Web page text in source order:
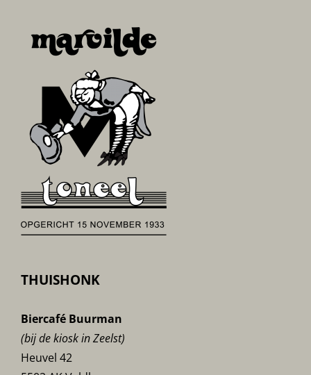
THUISHONK
Biercafé Buurman
(bij de kiosk in Zeelst)
Heuvel 42